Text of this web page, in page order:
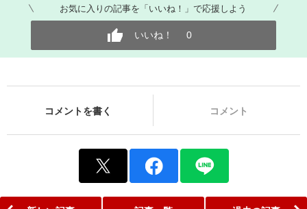
お気に入りの記事を「いいね！」で応援しよう
いいね！ 0
コメントを書く コメント